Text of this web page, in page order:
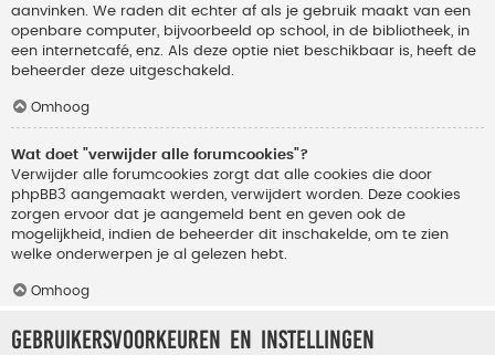
aanvinken. We raden dit echter af als je gebruik maakt van een
openbare computer, bijvoorbeeld op school, in de bibliotheek, in
een internetcafé, enz. Als deze optie niet beschikbaar is, heeft de
beheerder deze uitgeschakeld.
Omhoog
Wat doet "verwijder alle forumcookies"?
Verwijder alle forumcookies zorgt dat alle cookies die door
phpBB3 aangemaakt werden, verwijdert worden. Deze cookies
zorgen ervoor dat je aangemeld bent en geven ook de
mogelijkheid, indien de beheerder dit inschakelde, om te zien
welke onderwerpen je al gelezen hebt.
Omhoog
Gebruikersvoorkeuren en instellingen